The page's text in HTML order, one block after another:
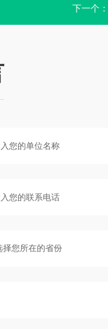
下一个：